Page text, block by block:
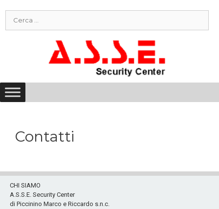
Contatti
CHI SIAMO
A.S.S.E. Security Center
di Piccinino Marco e Riccardo s.n.c.